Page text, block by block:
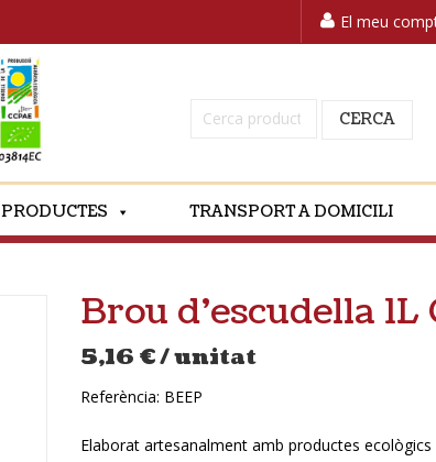
El meu
Cerca: CERCA
PRODUCTES TRANSPORT A DOMICILI
Brou d’escudella
5,16 €/ unitat
Referència: BEEP
Elaborat artesanalment amb productes